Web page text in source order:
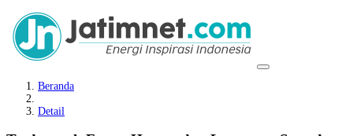
Beranda
Detail